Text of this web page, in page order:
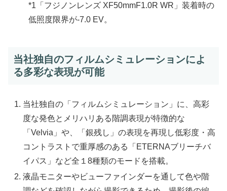
*1「フジノンレンズ XF50mmF1.0R WR」装着時の
低照度限界が-7.0 EV。
当社独自のフィルムシミュレーションによ
る多彩な表現が可能
当社独自の「フィルムシミュレーション」に、高彩
度な発色とメリハリある階調表現が特徴的な
「Velvia」や、「銀残し」の表現を再現し低彩度・高
コントラストで重厚感のある「ETERNAブリーチバ
イパス」など全１8種類のモードを搭載。
液晶モニターやビューファインダーを通して色や階